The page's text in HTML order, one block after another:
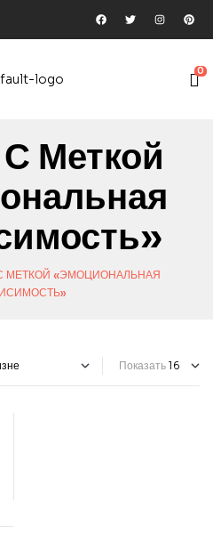
0
Меткой
МЕТКОЙ «ЭМОЦИОНАЛЬНАЯ
Показать